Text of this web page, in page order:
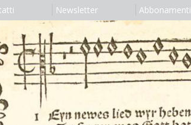
Newsletter Abbonamenti